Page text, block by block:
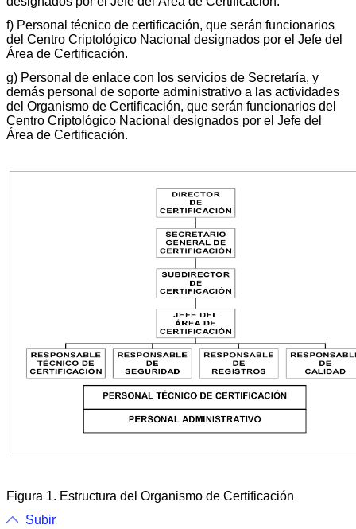
f) Personal técnico de certificación, que serán funcionarios
del Centro Criptológico Nacional designados por el Jefe del
Área de Certificación.
g) Personal de enlace con los servicios de Secretaría, y
demás personal de soporte administrativo a las actividades
del Organismo de Certificación, que serán funcionarios del
Centro Criptológico Nacional designados por el Jefe del
Área de Certificación.
Figura 1. Estructura del Organismo de Certificación
Subir